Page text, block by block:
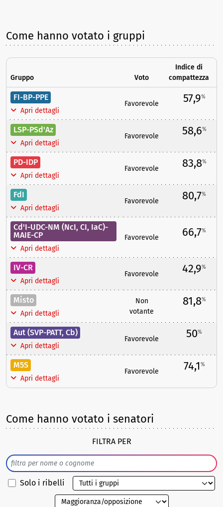
Come hanno votato i gruppi
Gruppo Voto
Indice di
compattezza
FI-BP-PPE
Apri dettagli
Favorevole 57,9%
LSP-PSd'Az
Apri dettagli
Favorevole 58,6%
PD-IDP
Apri dettagli
Favorevole 83,8%
FdI
Apri dettagli
Favorevole 80,7%
Cd'I-UDC-NM (NcI, CI, IaC)-
MAIE-CP
Apri dettagli
Favorevole 66,7%
IV-CR
Apri dettagli
Favorevole 42,9%
Misto
Apri dettagli
Non
votante
81,8%
Aut (SVP-PATT, Cb)
Apri dettagli
Favorevole 50%
M5S
Apri dettagli
Favorevole 74,1%
Come hanno votato i senatori
FILTRA PER
Solo i ribelli